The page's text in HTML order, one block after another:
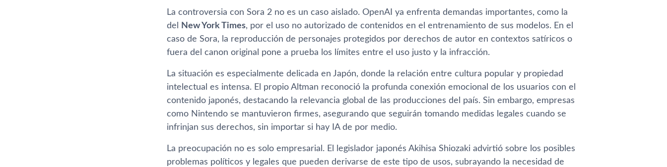
La controversia con Sora 2 no es un caso aislado. OpenAI ya enfrenta demandas importantes, como la
del
New York Times, por el uso no autorizado de contenidos en el entrenamiento de sus modelos. En el
caso de Sora, la reproducción de personajes protegidos por derechos de autor en contextos satíricos o
fuera del canon original pone a prueba los límites entre el uso justo y la infracción.
La situación es especialmente delicada en Japón, donde la relación entre cultura popular y propiedad
intelectual es intensa. El propio Altman reconoció la profunda conexión emocional de los usuarios con el
contenido japonés, destacando la relevancia global de las producciones del país. Sin embargo, empresas
como Nintendo se mantuvieron firmes, asegurando que seguirán tomando medidas legales cuando se
infrinjan sus derechos, sin importar si hay IA de por medio.
La preocupación no es solo empresarial. El legislador japonés Akihisa Shiozaki advirtió sobre los posibles
problemas políticos y legales que pueden derivarse de este tipo de usos, subrayando la necesidad de